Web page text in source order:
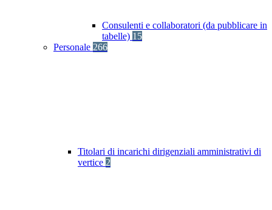
Consulenti e collaboratori (da pubblicare in
tabelle) 15
Personale 266
Titolari di incarichi dirigenziali amministrativi di
vertice 2